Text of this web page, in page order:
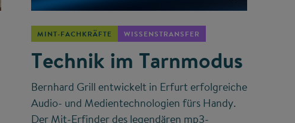
MINT-FACHKRÄFTE WISSENSTRANSFER
Technik im Tarnmodus
Bernhard Grill entwickelt in Erfurt erfolgreiche
Audio- und Medientechnologien fürs Handy.
Der Mit-Erfinder des legendären mp3-